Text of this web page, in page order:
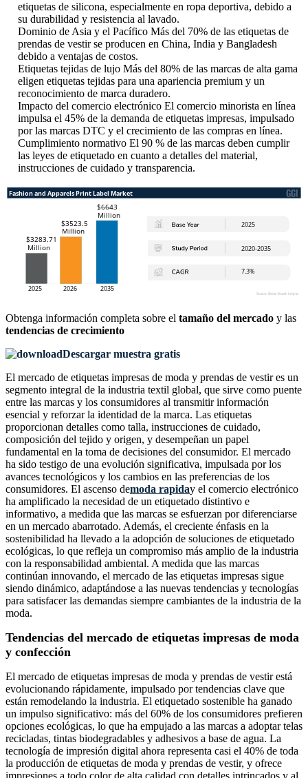
etiquetas de silicona, especialmente en ropa deportiva, debido a
su durabilidad y resistencia al lavado.
Dominio de Asia y el Pacífico Más del 70% de las etiquetas de
prendas de vestir se producen en China, India y Bangladesh
debido a ventajas de costos.
Etiquetas tejidas de lujo Más del 80% de las marcas de alta gama
eligen etiquetas tejidas para una apariencia premium y un
reconocimiento de marca duradero.
Impacto del comercio electrónico El comercio minorista en línea
impulsa el 45% de la demanda de etiquetas impresas, impulsado
por las marcas DTC y el crecimiento de las compras en línea.
Cumplimiento normativo El 90 % de las marcas deben cumplir
las leyes de etiquetado en cuanto a detalles del material,
instrucciones de cuidado y transparencia.
Obtenga información completa sobre el tamaño del mercado y las
tendencias de crecimiento
Descargar muestra gratis
El mercado de etiquetas impresas de moda y prendas de vestir es un
segmento integral de la industria textil global, que sirve como puente
entre las marcas y los consumidores al transmitir información
esencial y reforzar la identidad de la marca. Las etiquetas
proporcionan detalles como talla, instrucciones de cuidado,
composición del tejido y origen, y desempeñan un papel
fundamental en la toma de decisiones del consumidor. El mercado
ha sido testigo de una evolución significativa, impulsada por los
avances tecnológicos y los cambios en las preferencias de los
consumidores. El ascenso demoda rapiday el comercio electrónico
ha amplificado la necesidad de un etiquetado distintivo e
informativo, a medida que las marcas se esfuerzan por diferenciarse
en un mercado abarrotado. Además, el creciente énfasis en la
sostenibilidad ha llevado a la adopción de soluciones de etiquetado
ecológicas, lo que refleja un compromiso más amplio de la industria
con la responsabilidad ambiental. A medida que las marcas
continúan innovando, el mercado de las etiquetas impresas sigue
siendo dinámico, adaptándose a las nuevas tendencias y tecnologías
para satisfacer las demandas siempre cambiantes de la industria de la
moda.
Tendencias del mercado de etiquetas impresas de moda
y confección
El mercado de etiquetas impresas de moda y prendas de vestir está
evolucionando rápidamente, impulsado por tendencias clave que
están remodelando la industria. El etiquetado sostenible ha ganado
un impulso significativo: más del 60% de los consumidores prefieren
opciones ecológicas, lo que ha empujado a las marcas a adoptar telas
recicladas, tintas biodegradables y adhesivos a base de agua. La
tecnología de impresión digital ahora representa casi el 40% de toda
la producción de etiquetas de moda y prendas de vestir, y ofrece